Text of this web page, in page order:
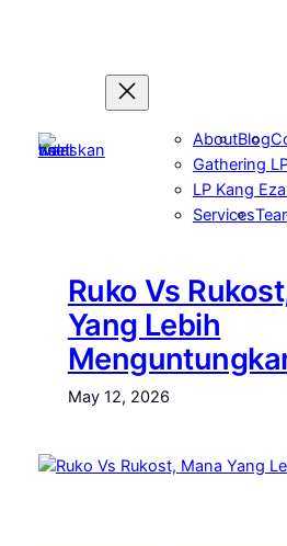
AboutBlog
Gathering
LP Kang
Services
Ruko Vs
Yang Lebih
May 12, 2026